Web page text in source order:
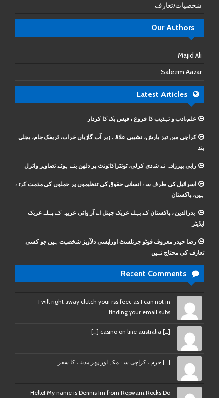
شخصیات/تعارف
Our Authors
Majid Ali
Saleem Aazar
Latest Articles
علم،ادب و تہذیب کا فروغ ، فیس بک کا کردار
کراچی میں تیز بارش، نشیبی علاقے زیر آب گاڑیاں خراب، ٹریفک جام، بجلی
بند
رابی پیرزادہ نے شادی کرلی، ٹوئٹراکائونٹ پر دلھن بنے ہوئے تصاویر وائرل
اسرائیل کی طرف سے انسانی حقوق کی تنظیموں پر حملوں کی مذمت کرتے
ہیں، پاکستان
بدرالدین ، پاکستان کے پہلے عربک چینل اے آر وائی عربیہ کے پہلے عربک
ایڈیٹر
رضا حیدر معروف فوٹو جرنلسٹ اورایسی دلآویز شخصیت ہیں جو کسی
تعارف کی محتاج نہیں
Recent Comments
I will right away clutch your rss feed as I can not in
finding your email subs
[…] casino on line australia […]
[…] حرم ، کراچی سے مکہ اور پھر مدینے کا سفر
Hello! My name is Dennis Im from Repwarn.Rocks Do